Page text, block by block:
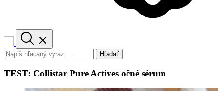
Hľadať
TEST: Collistar Pure Actives očné sérum